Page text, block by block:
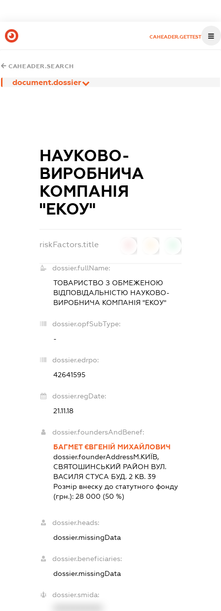
CAHEADER.GETTEST
CAHEADER.SEARCH
document.dossier
НАУКОВО-
ВИРОБНИЧА
КОМПАНІЯ
"ЕКОУ"
riskFactors.title
dossier.fullName:
ТОВАРИСТВО З ОБМЕЖЕНОЮ
ВІДПОВІДАЛЬНІСТЮ НАУКОВО-
ВИРОБНИЧА КОМПАНІЯ "ЕКОУ"
dossier.opfSubType:
-
dossier.edrpo:
42641595
dossier.regDate:
21.11.18
dossier.foundersAndBenef:
БАГМЕТ ЄВГЕНІЙ МИХАЙЛОВИЧ
dossier.founderAddressМ.КИЇВ,
СВЯТОШИНСЬКИЙ РАЙОН ВУЛ.
ВАСИЛЯ СТУСА БУД. 2 КВ. 39
Розмір внеску до статутного фонду
(грн.): 28 000 (50 %)
dossier.heads:
dossier.missingData
dossier.beneficiaries:
dossier.missingData
dossier.smida: